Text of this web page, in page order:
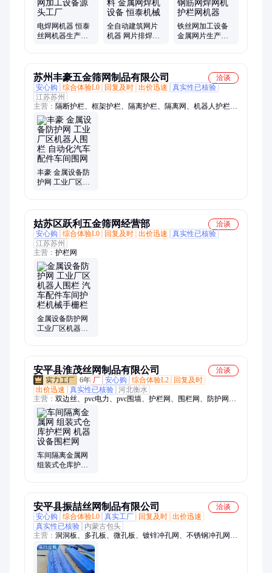
接机、石笼网机、不锈钢电焊网机、钢板网机、牛栏网机、牛栏
网机、铁丝网编织机、刺绳机
电焊网机器 恒泰
丝网机器生产厂
全自动建筑网片
机器 网片排焊机
铁丝网加工设备
金属网片生产线
苏州丰豪五金筛网制品有限公司
洽谈
安心购
综合体验L0 回复及时 出价迅速
真实性已核验
江苏苏州
主营： 隔断护栏、框架护栏、隔离护栏、隔离网、机器人护栏、
机器人围栏、铁丝网围栏、车间护栏、施工护栏
丰豪 金属设备防
护网 工业厂区机
姑苏区跃利五金筛网经营部
洽谈
安心购
综合体验L0 回复及时 出价迅速
真实性已核验
江苏苏州
主营： 护栏网
金属设备防护网
工业厂区机器人
安平县淮茂丝网制品有限公司
洽谈
6年 厂 安心购 综合体验L2
回复及时
出价迅速
真实性已核验 河北衡水
主营： 双边丝、pvc电力、pvc围墙、护栏网、围栏网、防护网、
地护网、围地围网、金属网片、铁网围栏、小栅栏、pvc浸塑、
pvc护栏、pvc栏杆、pvc草坪、pvc塑钢、变压器pvc、花园围栏、
马路公路、铁丝包塑、花园花池、草池围栏、防护栅栏、脚手架
车间隔离金属网
组装式仓库护栏
安平县振喆丝网制品有限公司
洽谈
安心购
综合体验L0 真实工厂 回复及时 出价迅速
真实性已核验
内蒙古包头
主营： 洞洞板、多孔板、微孔板、镀锌冲孔网、不锈钢冲孔网、
穿孔过滤筛网板、冲孔网、金属板网、圆孔网、冲孔网板、钢板
网、六角冲孔网、不锈钢金属板、数控冲孔网、穿孔板、中空
板、过滤孔板、吸音板、冲孔防滑板